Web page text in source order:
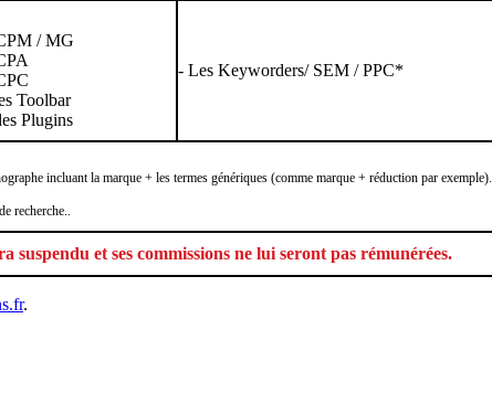
/ MG
Toolbar
Plugins
- Les Keyworders/ SEM / PPC*
incluant la marque + les termes génériques (comme marque + réduction par exemple).
recherche..
et ses commissions ne lui seront pas rémunérées.
.